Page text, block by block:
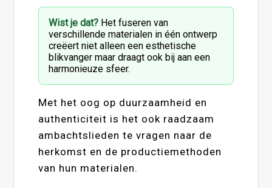
Wist je dat? Het fuseren van
verschillende materialen in één ontwerp
creëert niet alleen een esthetische
blikvanger maar draagt ook bij aan een
harmonieuze sfeer.
Met het oog op duurzaamheid en
authenticiteit is het ook raadzaam
ambachtslieden te vragen naar de
herkomst en de productiemethoden
van hun materialen.